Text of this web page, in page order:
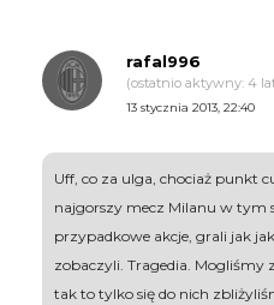
rafal996
(ostatnio aktywny: 4 lat
13 stycznia 2013, 22:40
Uff, co za ulga, chociaż punkt
najgorszy mecz Milanu w tym
przypadkowe akcje, grali jak
zobaczyli. Tragedia. Mogliśmy
tak to tylko się do nich